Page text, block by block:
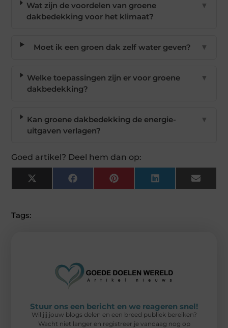
Wat zijn de voordelen van groene
dakbedekking voor het klimaat?
▼
Moet ik een groen dak zelf water geven? ▼
Welke toepassingen zijn er voor groene
dakbedekking?
▼
Kan groene dakbedekking de energie-
uitgaven verlagen?
▼
Goed artikel? Deel hem dan op:
X
(Twitter)
FacebookPinterest LinkedIn Email
Tags:
Stuur ons een bericht en we reageren snel!
Wil jij jouw blogs delen en een breed publiek bereiken?
Wacht niet langer en registreer je vandaag nog op